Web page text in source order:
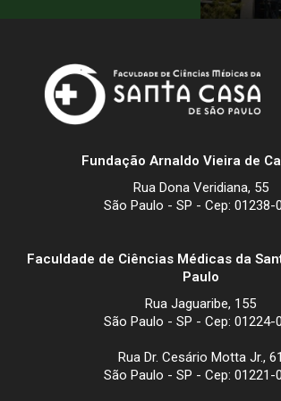
Fundação Arnaldo Vieira de
Rua Dona Veridiana, 55
São Paulo - SP - Cep: 01238-
Faculdade de Ciências Médicas da
Paulo
Rua Jaguaribe, 155
São Paulo - SP - Cep: 01224-
Rua Dr. Cesário Motta Jr., 61
São Paulo - SP - Cep: 01221-